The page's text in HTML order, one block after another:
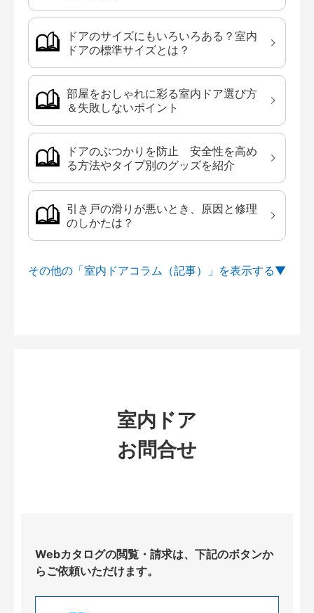
ドアのサイズにもいろいろある？室内
ドアの標準サイズとは？
部屋をおしゃれに彩る室内ドア選び方
＆失敗しないポイント
ドアのぶつかりを防止 安全性を高め
る方法やタイプ別のグッズを紹介
引き戸の滑りが悪いとき、原因と修理
のしかたは？
その他の「室内ドアコラム（記事）」を
室内ドア
お問合せ
Webカタログの閲覧・請求は、下記のボタンか
らご依頼いただけます。